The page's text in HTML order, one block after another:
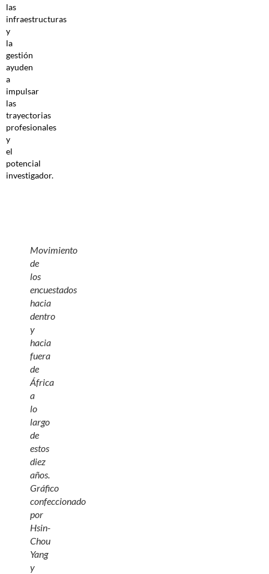
las
infraestructuras
y
la
gestión
ayuden
a
impulsar
las
trayectorias
profesionales
y
el
potencial
investigador.
Movimiento
de
los
encuestados
hacia
dentro
y
hacia
fuera
de
África
a
lo
largo
de
estos
diez
años.
Gráfico
confeccionado
por
Hsin-
Chou
Yang
y